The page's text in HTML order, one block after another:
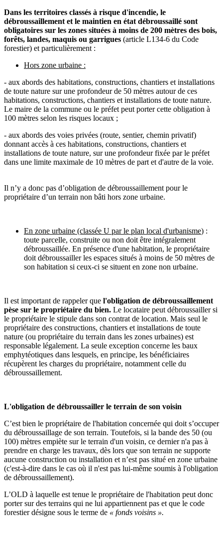
Dans les territoires classés à risque d'incendie, le
débroussaillement et le maintien en état débroussaillé sont
obligatoires sur les zones situées à moins de 200 mètres des bois,
forêts, landes, maquis ou garrigues (article L134-6 du Code
forestier) et particulièrement :
Hors zone urbaine :
- aux abords des habitations, constructions, chantiers et installations
de toute nature sur une profondeur de 50 mètres autour de ces
habitations, constructions, chantiers et installations de toute nature.
Le maire de la commune ou le préfet peut porter cette obligation à
100 mètres selon les risques locaux ;
- aux abords des voies privées (route, sentier, chemin privatif)
donnant accès à ces habitations, constructions, chantiers et
installations de toute nature, sur une profondeur fixée par le préfet
dans une limite maximale de 10 mètres de part et d'autre de la voie.
Il n’y a donc pas d’obligation de débroussaillement pour le
propriétaire d’un terrain non bâti hors zone urbaine.
En zone urbaine (classée U par le plan local d'urbanisme) :
toute parcelle, construite ou non doit être intégralement
débroussaillée. En présence d'une habitation, le propriétaire
doit débroussailler les espaces situés à moins de 50 mètres de
son habitation si ceux-ci se situent en zone non urbaine.
Il est important de rappeler que l'obligation de débroussaillement
pèse sur le propriétaire du bien. Le locataire peut débroussailler si
le propriétaire le stipule dans son contrat de location. Mais seul le
propriétaire des constructions, chantiers et installations de toute
nature (ou propriétaire du terrain dans les zones urbaines) est
responsable légalement. La seule exception concerne les baux
emphytéotiques dans lesquels, en principe, les bénéficiaires
récupèrent les charges du propriétaire, notamment celle du
débroussaillement.
L'obligation de débroussailler le terrain de son voisin
C’est bien le propriétaire de l'habitation concernée qui doit s’occuper
du débroussaillage de son terrain. Toutefois, si la bande des 50 (ou
100) mètres empiète sur le terrain d'un voisin, ce dernier n'a pas à
prendre en charge les travaux, dès lors que son terrain ne supporte
aucune construction ou installation et n’est pas situé en zone urbaine
(c'est-à-dire dans le cas où il n'est pas lui-même soumis à l'obligation
de débroussaillement).
L’OLD à laquelle est tenue le propriétaire de l'habitation peut donc
porter sur des terrains qui ne lui appartiennent pas et que le code
forestier désigne sous le terme de « fonds voisins ».